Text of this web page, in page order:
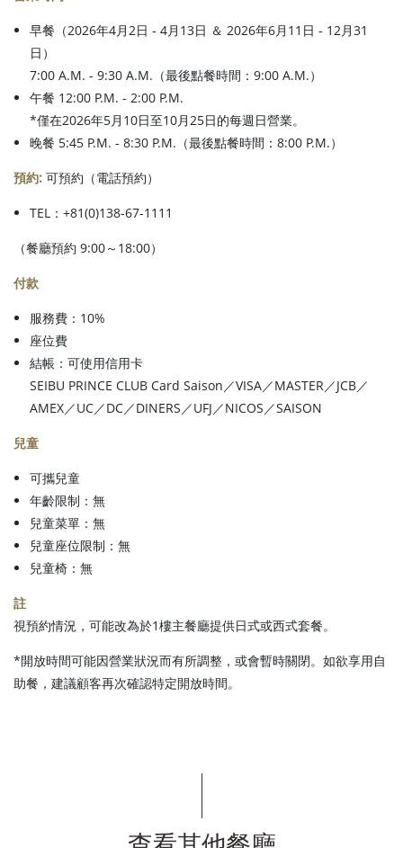
早餐 （2026年4月2日 ‐ 4月13日 ＆ 2026年6月11日 ‐ 12月31
日）
7:00 A.M. ‐ 9:30 A.M.（最後點餐時間：9:00 A.M.）
午餐 12:00 P.M. ‐ 2:00 P.M.
*僅在2026年5月10日至10月25日的每週日營業。
晚餐 5:45 P.M. ‐ 8:30 P.M.（最後點餐時間：8:00 P.M.）
預約: 可預約（電話預約）
TEL：+81(0)138-67-1111
（餐廳預約 9:00～18:00）
付款
服務費：10%
座位費
結帳：可使用信用卡
SEIBU PRINCE CLUB Card Saison／VISA／MASTER／JCB／
AMEX／UC／DC／DINERS／UFJ／NICOS／SAISON
兒童
可攜兒童
年齡限制：無
兒童菜單：無
兒童座位限制：無
兒童椅：無
註
視預約情況，可能改為於1樓主餐廳提供日式或西式套餐。
*開放時間可能因營業狀況而有所調整，或會暫時關閉。如欲享用自
助餐，建議顧客再次確認特定開放時間。